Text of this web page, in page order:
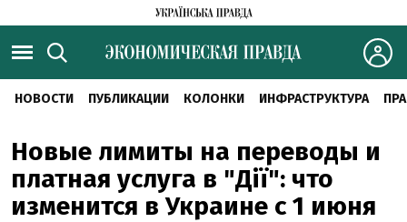
НОВОСТИ ПУБЛИКАЦИИ КОЛОНКИ ИНФРАСТРУКТУРА
Новые лимиты на переводы и
платная услуга в "Дії": что
изменится в Украине с 1 июня